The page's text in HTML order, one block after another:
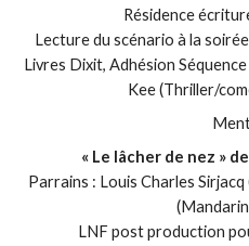
Résidence
Lecture du scénario à la
Livres Dixit, Adhésion
Kee (Thriller/
« Le lâcher de nez »
Parrains : Louis Charles
LNF post production